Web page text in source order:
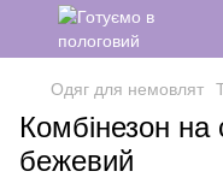
Одяг для немовлят
Комбінезон на
бежевий